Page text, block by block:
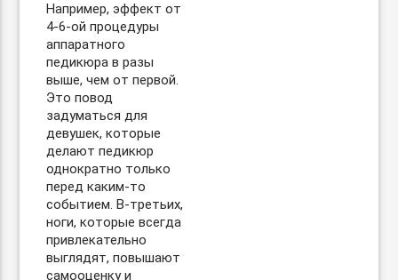
Например, эффект от
4-6-ой процедуры
аппаратного
педикюра в разы
выше, чем от первой.
Это повод
задуматься для
девушек, которые
делают педикюр
однократно только
перед каким-то
событием. В-третьих,
ноги, которые всегда
привлекательно
выглядят, повышают
самооценку и